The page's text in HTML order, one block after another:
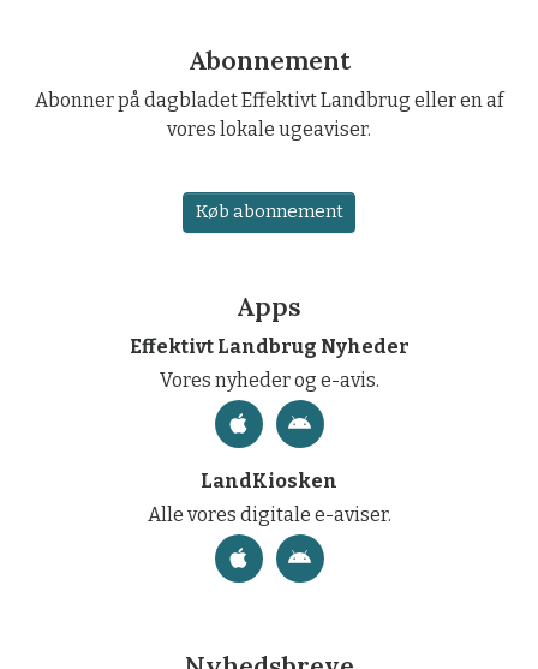
Abonnement
Abonner på dagbladet Effektivt Landbrug eller en af
vores lokale ugeaviser.
Køb abonnement
Apps
Effektivt Landbrug Nyheder
Vores nyheder og e-avis.
LandKiosken
Alle vores digitale e-aviser.